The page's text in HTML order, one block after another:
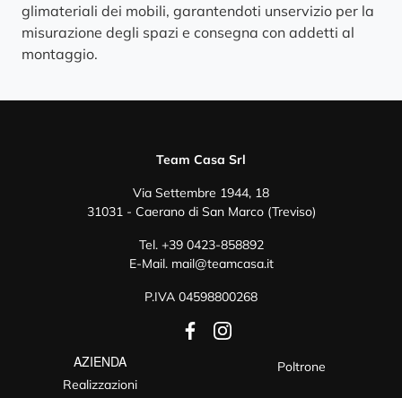
glimateriali dei mobili, garantendoti unservizio per la
misurazione degli spazi e consegna con addetti al
montaggio.
Team Casa Srl
Via Settembre 1944, 18
31031 - Caerano di San Marco (Treviso)
Tel. +39 0423-858892
E-Mail. mail@teamcasa.it
P.IVA 04598800268
AZIENDA
Realizzazioni
Poltrone